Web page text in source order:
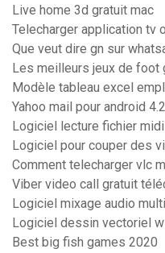
Live home 3d gratuit mac
Telecharger application tv
Que veut dire gn sur
Les meilleurs jeux de foot
Modèle tableau excel
Yahoo mail pour android
Logiciel lecture fichier
Logiciel pour couper des
Comment telecharger vlc
Viber video call gratuit
Logiciel mixage audio
Logiciel dessin vectoriel
Best big fish games 2020